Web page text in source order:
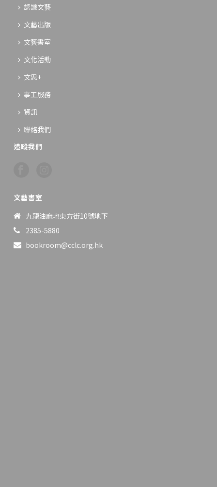
認識文藝
文藝出版
文藝書室
文化活動
文思+
事工服務
資訊
聯絡我們
追蹤我們
文藝書室
九龍油麻地東方街10號地下
2385-5880
bookroom@cclc.org.hk